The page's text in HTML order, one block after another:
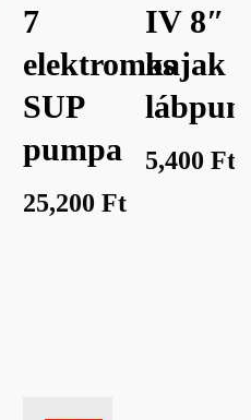
7
elektromos
SUP
pumpa
25,200 Ft
IV 8″
kajak
5,400 Ft